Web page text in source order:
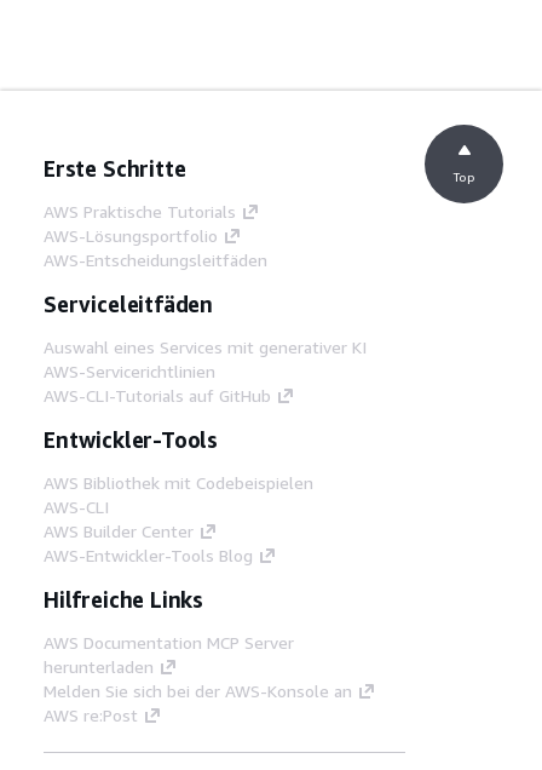
Erste Schritte
AWS Praktische Tutorials
AWS-Lösungsportfolio
AWS-Entscheidungsleitfäden
Serviceleitfäden
Auswahl eines Services mit generativer KI
AWS-Servicerichtlinien
AWS-CLI-Tutorials auf GitHub
Entwickler-Tools
AWS Bibliothek mit Codebeispielen
AWS-CLI
AWS Builder Center
AWS-Entwickler-Tools Blog
Hilfreiche Links
AWS Documentation MCP Server
herunterladen
Melden Sie sich bei der AWS-Konsole an
AWS re:Post
Top